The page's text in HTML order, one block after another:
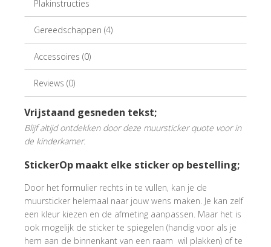
Plakinstructies
Gereedschappen (4)
Accessoires (0)
Reviews (0)
Vrijstaand gesneden tekst;
Blijf altijd ontdekken door deze muursticker quote voor in
de kinderkamer.
StickerOp maakt elke sticker op bestelling;
Door het formulier rechts in te vullen, kan je de
muursticker helemaal naar jouw wens maken. Je kan zelf
een kleur kiezen en de afmeting aanpassen. Maar het is
ook mogelijk de sticker te spiegelen (handig voor als je
hem aan de binnenkant van een raam wil plakken) of te